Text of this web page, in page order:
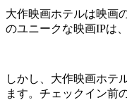
大作映画ホテルは映画
のユニークな映画IPは
しかし、大作映画ホテ
ます。チェックイン前